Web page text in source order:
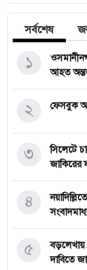
সর্বশেষ
আহত
১
ফেসবুক
২
সিলেটে
জাকিরের
৩
৪
বড়লেখায়
দাবিতে
৫